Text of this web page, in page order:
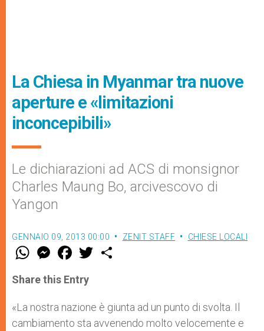
La Chiesa in Myanmar tra nuove
aperture e «limitazioni
inconcepibili»
Le dichiarazioni ad ACS di monsignor
Charles Maung Bo, arcivescovo di
Yangon
GENNAIO 09, 2013 00:00 ZENIT STAFF CHIESE LOCALI
W
t
s
p
p
M
e
s
e
g
e
r
F
a
e
b
o
k
w
r
Share this Entry
«La nostra nazione è giunta ad un punto di svolta. Il
cambiamento sta avvenendo molto velocemente e